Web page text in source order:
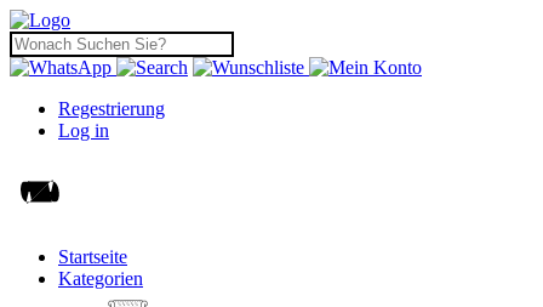
Regestrierung
Log in
Startseite
Kategorien